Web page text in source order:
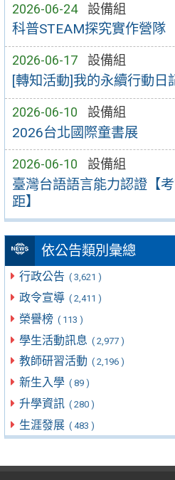
2026-06-24 設備組
科普STEAM探究實作營隊
2026-06-17 設備組
[轉知活動]我的永續行動日
2026-06-10 設備組
2026台北國際童書展
2026-06-10 設備組
臺灣台語語言能力認證【
距】
依公告類別彙總
行政公告 ( 3,621 )
政令宣導 ( 2,411 )
榮譽榜 ( 113 )
學生活動訊息 ( 2,977 )
教師研習活動 ( 2,196 )
新生入學 ( 89 )
升學資訊 ( 280 )
生涯發展 ( 483 )